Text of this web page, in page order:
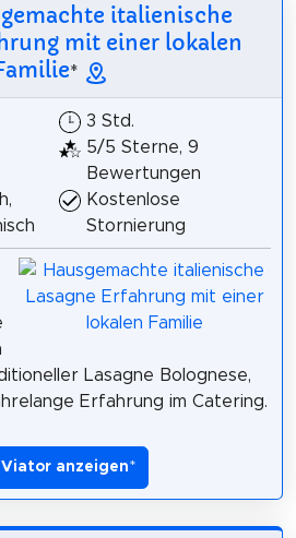
italienische
mit einer lokalen
*
3 Std.
5/5 Sterne, 9
Bewertungen
Kostenlose
Stornierung
Lasagne Bolognese,
Erfahrung im Catering.
anzeigen*